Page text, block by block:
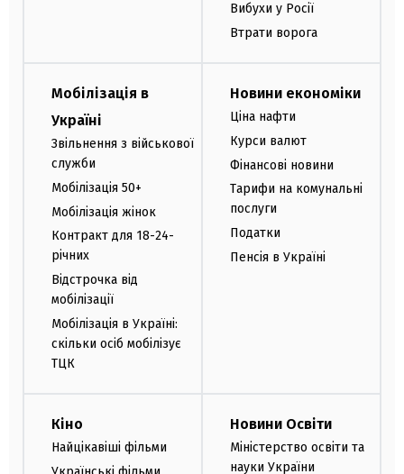
Вибухи у Росії
Втрати ворога
Мобілізація в
Україні
Звільнення з військової
служби
Мобілізація 50+
Мобілізація жінок
Контракт для 18-24-
річних
Відстрочка від
мобілізації
Мобілізація в Україні:
скільки осіб мобілізує
ТЦК
Новини економіки
Ціна нафти
Курси валют
Фінансові новини
Тарифи на комунальні
послуги
Податки
Пенсія в Україні
Кіно
Найцікавіші фільми
Новини Освіти
Міністерство освіти та
науки України